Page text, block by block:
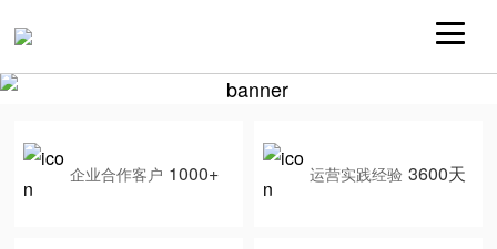
企业合作客户 1000+ 运营实践经验 3600天